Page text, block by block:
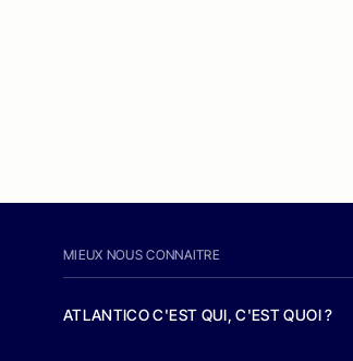
MIEUX NOUS CONNAITRE
ATLANTICO C'EST QUI, C'EST QUOI ?